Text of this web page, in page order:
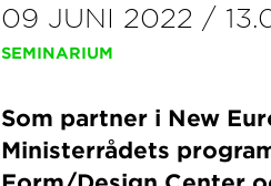
09 JUNI 2022 /
SEMINARIUM
Som partner i New
Ministerrådets